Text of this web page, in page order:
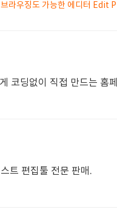
라우징도 가능한 에디터 Edit
코딩없이 직접 만드는 홈
트 편집툴 전문 판매.